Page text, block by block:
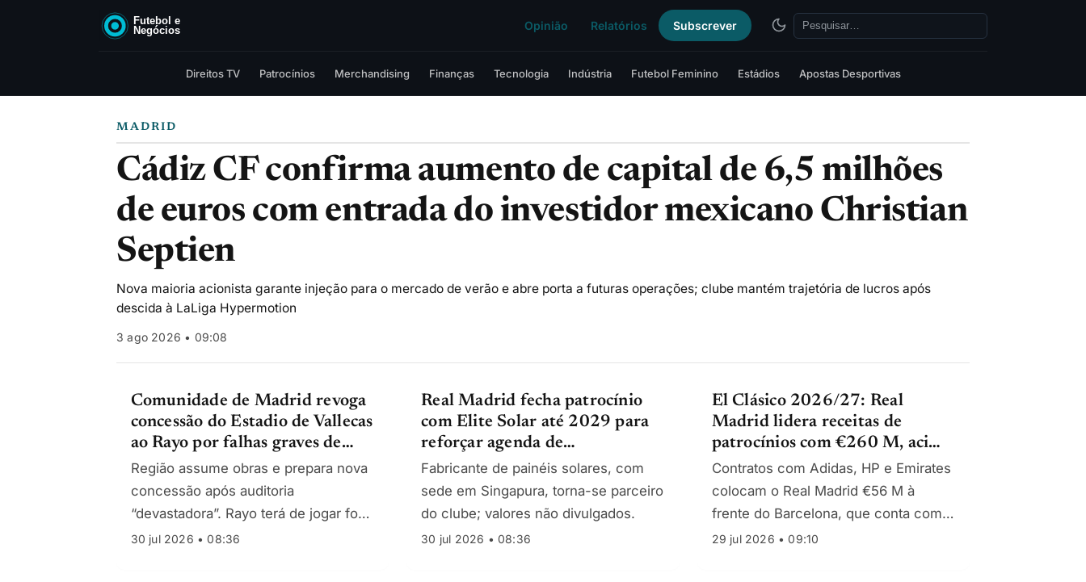
Opinião Relatórios Subscrever
Direitos TV Patrocínios Merchandising Finanças Tecnologia Indústria Futebol Feminino Estádios Apostas Desportivas
MADRID
Cádiz CF confirma aumento de capital de 6,5 milhões
de euros com entrada do investidor mexicano Christian
Septien
Nova maioria acionista garante injeção para o mercado de verão e abre porta a futuras operações; clube mantém trajetória de lucros após
descida à LaLiga Hypermotion
3 ago 2026 • 09:08
Comunidade de Madrid revoga
concessão do Estadio de Vallecas
ao Rayo por falhas graves de
segurança
Região assume obras e prepara nova
concessão após auditoria
“devastadora”. Rayo terá de jogar fora
de casa no arranque de 2025-26.
30 jul 2026 • 08:36
Real Madrid fecha patrocínio
com Elite Solar até 2029 para
reforçar agenda de
sustentabilidade
Fabricante de painéis solares, com
sede em Singapura, torna-se parceiro
do clube; valores não divulgados.
30 jul 2026 • 08:36
El Clásico 2026/27: Real
Madrid lidera receitas de
patrocínios com €260 M, acima
dos €204 M do Barcelona
Contratos com Adidas, HP e Emirates
colocam o Real Madrid €56 M à
frente do Barcelona, que conta com
Nike, Spotify e Midea como pilares
29 jul 2026 • 09:10